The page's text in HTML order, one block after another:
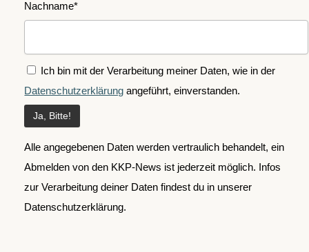
Nachname*
Ich bin mit der Verarbeitung meiner Daten, wie in der
Datenschutzerklärung angeführt, einverstanden.
Alle angegebenen Daten werden vertraulich behandelt, ein
Abmelden von den KKP-News ist jederzeit möglich. Infos
zur Verarbeitung deiner Daten findest du in unserer
Datenschutzerklärung.